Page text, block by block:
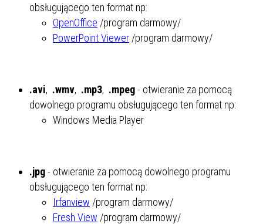
obsługującego ten format np:
OpenOffice /program darmowy/
PowerPoint Viewer /program darmowy/
.avi, .wmv, .mp3, .mpeg- otwieranie za pomocą
dowolnego programu obsługującego ten format np:
Windows Media Player
.jpg- otwieranie za pomocą dowolnego programu
obsługującego ten format np:
Irfanview /program darmowy/
Fresh View /program darmowy/